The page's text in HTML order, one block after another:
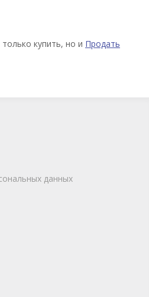
купить, но и Продать
данных